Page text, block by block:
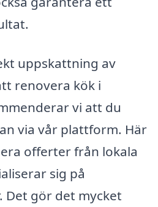
uppskattning av
renovera kök i
vi att du
via vår plattform. Här
offerter från lokala
sig på
Det gör det mycket